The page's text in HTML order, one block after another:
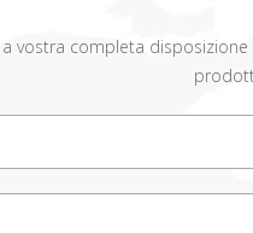
vostra completa